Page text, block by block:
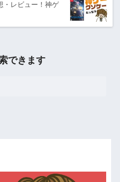
・レビュー！神ゲ
できます